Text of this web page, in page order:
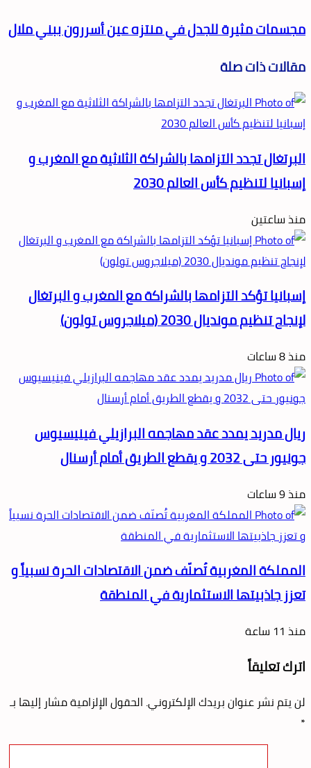
مجسمات مثيرة للجدل في منتزه عين أسررون ببني ملال
مقالات ذات صلة
البرتغال تجدد التزامها بالشراكة الثلاثية مع المغرب و
إسبانيا لتنظيم كأس العالم 2030
منذ ساعتين
إسبانيا تؤكد التزامها بالشراكة مع المغرب و البرتغال
لإنجاح تنظيم مونديال 2030 (ميلاجروس تولون)
منذ 8 ساعات
ريال مدريد يمدد عقد مهاجمه البرازيلي فينيسيوس
جونيور حتى 2032 و يقطع الطريق أمام أرسنال
منذ 9 ساعات
المملكة المغربية تُصنّف ضمن الاقتصادات الحرة نسبياً و
تعزز جاذبيتها الاستثمارية في المنطقة
منذ 11 ساعة
اترك تعليقاً
لن يتم نشر عنوان بريدك الإلكتروني. الحقول الإلزامية مشار إليها بـ
*